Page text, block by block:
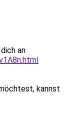
an
kannst